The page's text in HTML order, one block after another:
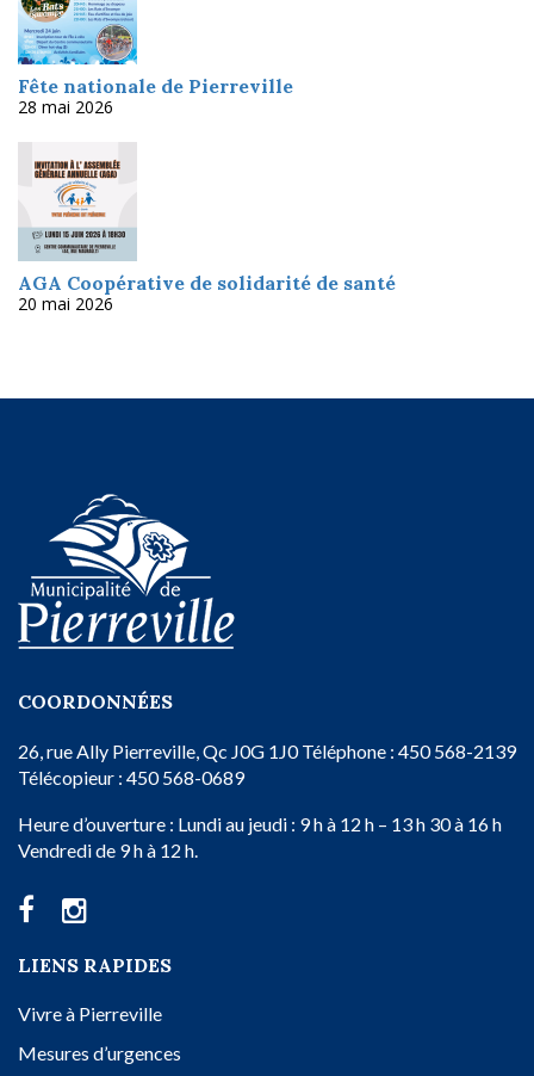
Fête nationale de Pierreville
28 mai 2026
AGA Coopérative de solidarité de santé
20 mai 2026
COORDONNÉES
26, rue Ally Pierreville, Qc J0G 1J0Téléphone : 450 568-2139
Télécopieur : 450 568-0689
Heure d’ouverture : Lundi au jeudi : 9 h à 12 h – 13 h 30 à 16 h
Vendredi de 9 h à 12 h.
LIENS RAPIDES
Vivre à Pierreville
Mesures d’urgences